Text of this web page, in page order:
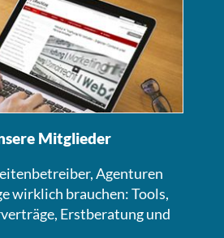
Mitglieder
Agenturen
wirklich brauchen: Tools,
Erstberatung und